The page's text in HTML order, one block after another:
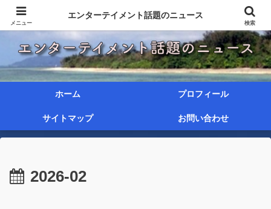
ホーム プロフィール
サイトマップ お問い合わせ
2026-02
メニュー
エンターテイメント話題のニュース
検索